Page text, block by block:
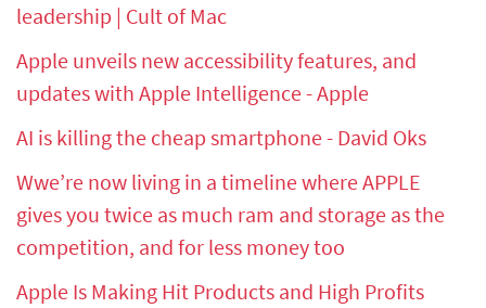
leadership | Cult of Mac
Apple unveils new accessibility features, and
updates with Apple Intelligence - Apple
AI is killing the cheap smartphone - David Oks
Wwe’re now living in a timeline where APPLE
gives you twice as much ram and storage as the
competition, and for less money too
Apple Is Making Hit Products and High Profits